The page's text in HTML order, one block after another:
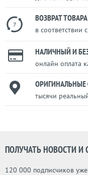
7
ВОЗВРАТ
в соответствии
НАЛИЧНЫЙ И
онлайн оплата
тысячи
ПОЛУЧАТЬ НОВОСТИ И
120 000 подписчиков